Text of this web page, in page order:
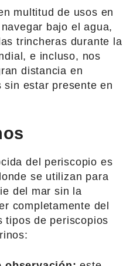
multitud de usos en
bajo el agua,
trincheras durante la
e incluso, nos
distancia en
estar presente en
del periscopio es
se utilizan para
del mar sin la
completamente del
tipos de periscopios